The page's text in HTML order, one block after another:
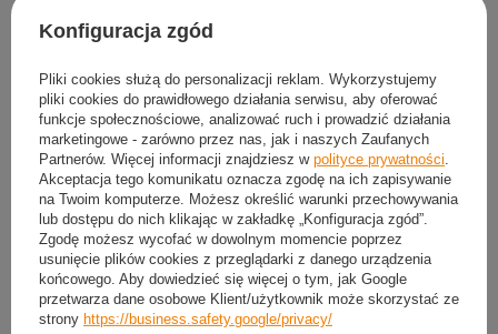
30dni na łatwy zwrot
Bezpieczne zakupy
Darmowa dostawa do paczkomatu lub punktu
odbioru
Smile - dostawy ze sklepów internetowych przy zamówieniu od50,00 zł
darmoWięcej informacji.
OPIS
Konfiguracja zgód
Pliki cookies służą do personalizacji reklam. Wykorzystujemy
pliki cookies do prawidłowego działania serwisu, aby oferować
funkcje społecznościowe, analizować ruch i prowadzić działania
marketingowe - zarówno przez nas, jak i naszych Zaufanych
Partnerów. Więcej informacji znajdziesz w polityce prywatności
Akceptacja tego komunikatu oznacza zgodę na ich zapisywanie
na Twoim komputerze. Możesz określić warunki przechowywania
lub dostępu do nich klikając w zakładkę „Konfiguracja zgód”.
Zgodę możesz wycofać w dowolnym momencie poprzez
usunięcie plików cookies z przeglądarki z danego urządzenia
końcowego. Aby dowiedzieć się więcej o tym, jak Google
przetwarza dane osobowe Klient/użytkownik może skorzystać ze
strony https://business.safety.google/privacy/